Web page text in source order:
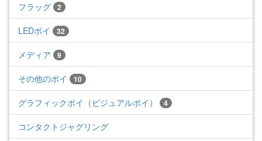
フラッグ 2
LEDポイ 32
メディア 9
その他のポイ 10
グラフィックポイ（ビジュアルポイ） 4
コンタクトジャグリング